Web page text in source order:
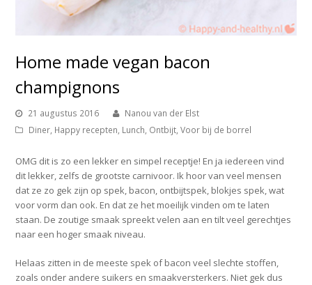
Home made vegan bacon
champignons
21 augustus 2016
Nanou van der Elst
Diner, Happy recepten, Lunch, Ontbijt,Voor bij de borrel
OMG dit is zo een lekker en simpel receptje! En ja iedereen vind
dit lekker, zelfs de grootste carnivoor. Ik hoor van veel mensen
dat ze zo gek zijn op spek, bacon, ontbijtspek, blokjes spek, wat
voor vorm dan ook. En dat ze het moeilijk vinden om te laten
staan. De zoutige smaak spreekt velen aan en tilt veel gerechtjes
naar een hoger smaak niveau.
Helaas zitten in de meeste spek of bacon veel slechte stoffen,
zoals onder andere suikers en smaakversterkers. Niet gek dus